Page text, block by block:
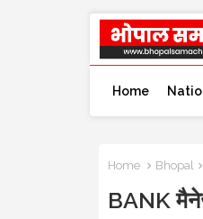
Home
Home Bhopal
BANK